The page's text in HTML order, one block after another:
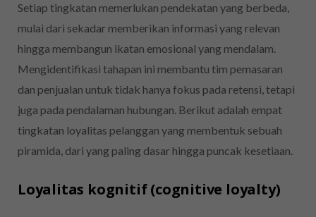
Setiap tingkatan memerlukan pendekatan yang berbeda,
mulai dari sekadar memberikan informasi yang relevan
hingga membangun ikatan emosional yang mendalam.
Mengidentifikasi tahapan ini membantu tim pemasaran
dan penjualan untuk tidak hanya fokus pada retensi, tetapi
juga pada pendalaman hubungan. Berikut adalah empat
tingkatan loyalitas pelanggan yang membentuk sebuah
piramida, dari yang paling dasar hingga puncak kesetiaan.
Loyalitas kognitif (cognitive loyalty)